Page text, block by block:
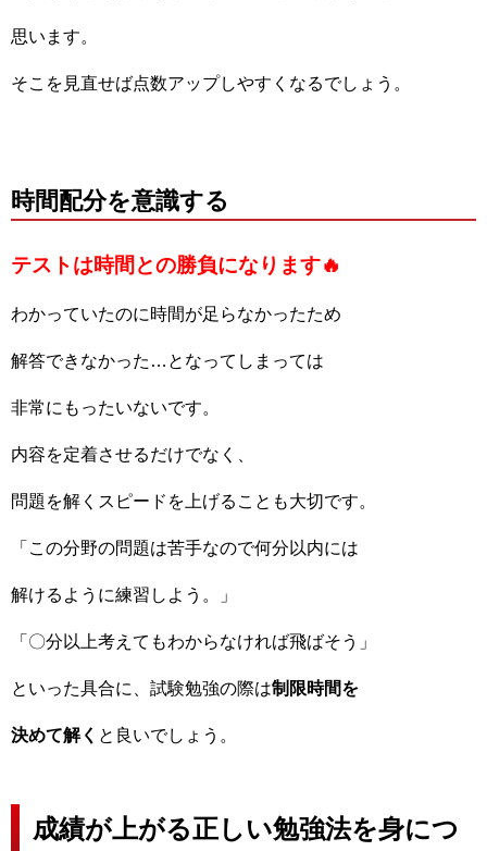
思います。
そこを見直せば点数アップしやすくなるでしょう。
時間配分を意識する
テストは時間との勝負になります🔥
わかっていたのに時間が足らなかったため
解答できなかった…となってしまっては
非常にもったいないです。
内容を定着させるだけでなく、
問題を解くスピードを上げることも大切です。
「この分野の問題は苦手なので何分以内には
解けるように練習しよう。」
「〇分以上考えてもわからなければ飛ばそう」
といった具合に、試験勉強の際は制限時間を
決めて解く と良いでしょう。
成績が上がる正しい勉強法を身につ